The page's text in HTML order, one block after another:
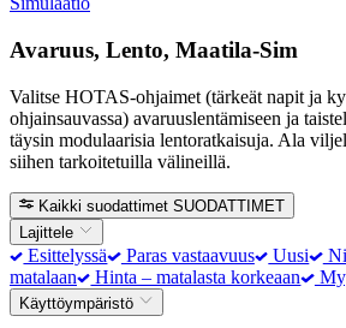
Avaruus, Lento, Maatila-Sim
Valitse HOTAS-ohjaimet (tärkeät napit ja
ohjainsauvassa) avaruuslentämiseen ja
täysin modulaarisia lentoratkaisuja. Ala
siihen tarkoitetuilla välineillä.
Kaikki suodattimet SUODATTIMET
Lajittele
Esittelyssä Paras vastaavuus Uusi
matalaan
Hinta – matalasta korkeaan
Käyttöympäristö